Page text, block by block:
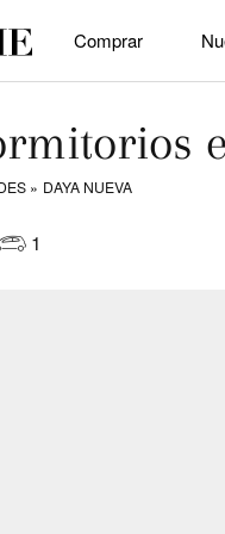
Comprar
DAYA NUEVA
1